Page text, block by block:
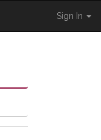
Sign In